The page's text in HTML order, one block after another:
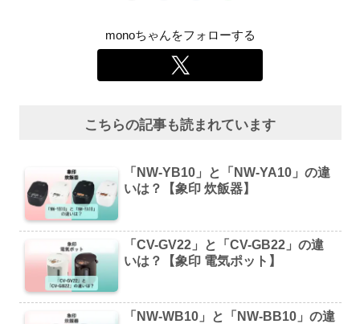
monoちゃんをフォローする
こちらの記事も読まれています
「NW-YB10」と「NW-YA10」の違
いは？【象印 炊飯器】
「CV-GV22」と「CV-GB22」の違
いは？【象印 電気ポット】
「NW-WB10」と「NW-BB10」の違